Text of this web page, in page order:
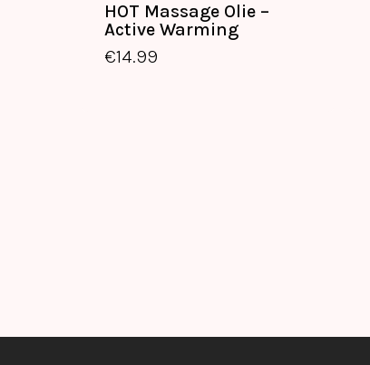
HOT Massage Olie –
Active Warming
€14.99
€14.99